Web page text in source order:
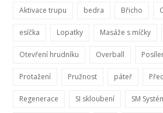
Aktivace trupu bedra Břicho
esíčka Lopatky Masáže s míčky
Otevření hrudníku Overball
Protažení Pružnost páteř
Regenerace SI skloubení SM